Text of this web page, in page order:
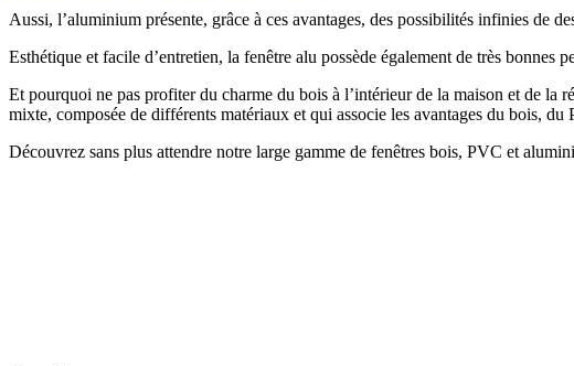
Aussi, l’aluminium présente, grâce à ces avantages, des possibilités infinies de
Esthétique et facile d’entretien, la fenêtre alu possède également de très bonnes
Et pourquoi ne pas profiter du charme du bois à l’intérieur de la maison et de la
mixte, composée de différents matériaux et qui associe les avantages du bois,
Découvrez sans plus attendre notre large gamme de fenêtres bois, PVC et